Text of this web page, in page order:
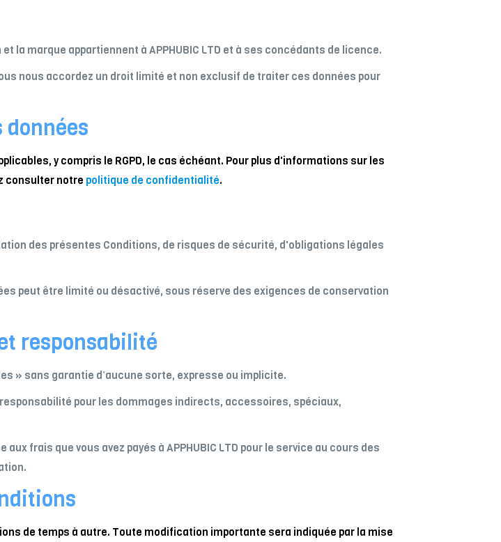
marque appartiennent à APPHUBIC LTD et à ses concédants de licence.
nous accordez un droit limité et non exclusif de traiter ces données pour
y compris le RGPD, le cas échéant. Pour plus d'informations sur les
consulter notre politique de confidentialité.
des présentes Conditions, de risques de sécurité, d'obligations légales
peut être limité ou désactivé, sous réserve des exigences de conservation
responsabilité
» sans garantie d’aucune sorte, expresse ou implicite.
pour les dommages indirects, accessoires, spéciaux,
frais que vous avez payés à APPHUBIC LTD pour le service au cours des
de temps à autre. Toute modification importante sera indiquée par la mise